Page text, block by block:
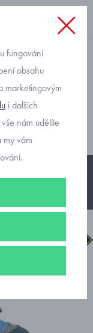
tex
fungování
obsahu
marketingovým
i dalších
nám udělíte
my vám